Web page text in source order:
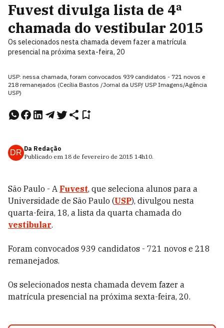
Fuvest divulga lista de 4ª
chamada do vestibular 2015
Os selecionados nesta chamada devem fazer a matrícula
presencial na próxima sexta-feira, 20
USP: nessa chamada, foram convocados 939 candidatos - 721 novos e
218 remanejados (Cecília Bastos /Jornal da USP/ USP Imagens/Agência
USP)
DR Da Redação
Publicado em 18 de fevereiro de 2015 14h10.
São Paulo - A Fuvest, que seleciona alunos para a
Universidade de São Paulo (USP), divulgou nesta
quarta-feira, 18, a lista da quarta chamada do
vestibular.
Foram convocados 939 candidatos - 721 novos e 218
remanejados.
Os selecionados nesta chamada devem fazer a
matrícula presencial na próxima sexta-feira, 20.